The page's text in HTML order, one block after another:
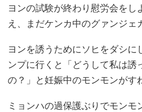
ヨンの試験が終わり慰労会をし
え、まだケンカ中のグァンジェ
ヨンを誘うためにソヒをダシに
ンプに行くと「どうして私は誘
の？」と妊娠中のモンモンがす
ミョンハの過保護ぶりでモンモ